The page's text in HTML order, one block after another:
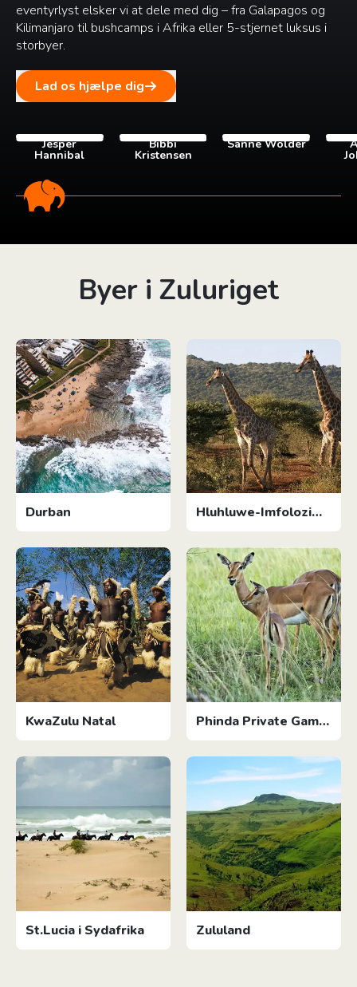
eventyrlyst elsker vi at dele med dig – fra Galapagos og
Kilimanjaro til bushcamps i Afrika eller 5-stjernet luksus i
storbyer.
Lad os hjælpe dig
Jesper
Hannibal
Bibbi
Kristensen
Sanne Wolder
Byer i Zuluriget
Durban
Hluhluwe-Imfolozi
Game Reserve
KwaZulu Natal
Phinda Private Game
Reserve
St.Lucia i Sydafrika Zululand